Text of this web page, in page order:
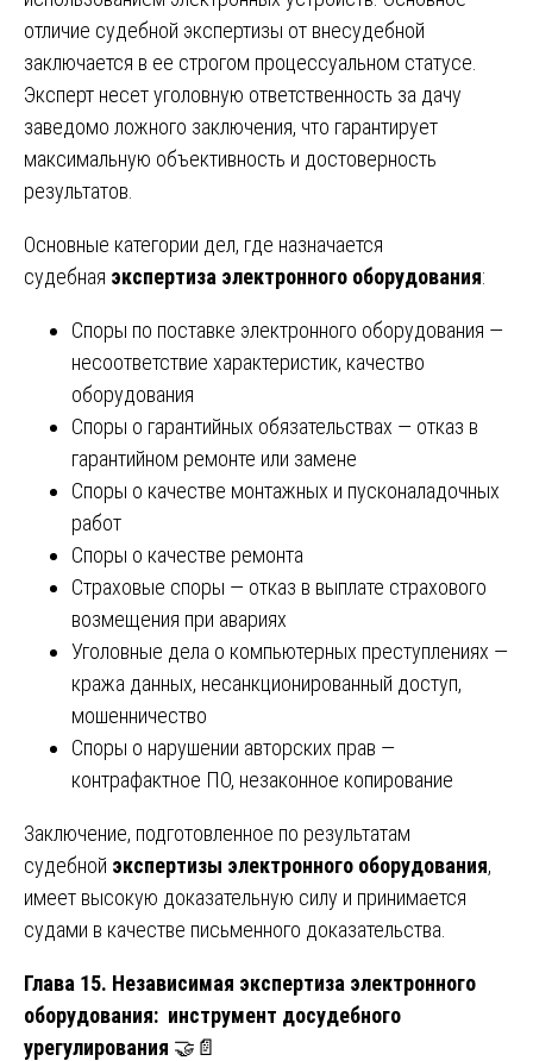
отличие судебной экспертизы от внесудебной
заключается в ее строгом процессуальном статусе.
Эксперт несет уголовную ответственность за дачу
заведомо ложного заключения, что гарантирует
максимальную объективность и достоверность
результатов.
Основные категории дел, где назначается
судебная экспертиза электронного оборудования:
Споры по поставке электронного оборудования —
несоответствие характеристик, качество
оборудования
Споры о гарантийных обязательствах — отказ в
гарантийном ремонте или замене
Споры о качестве монтажных и пусконаладочных
работ
Споры о качестве ремонта
Страховые споры — отказ в выплате страхового
возмещения при авариях
Уголовные дела о компьютерных преступлениях —
кража данных, несанкционированный доступ,
мошенничество
Споры о нарушении авторских прав —
контрафактное ПО, незаконное копирование
Заключение, подготовленное по результатам
судебной экспертизы электронного оборудования,
имеет высокую доказательную силу и принимается
судами в качестве письменного доказательства.
Глава 15. Независимая экспертиза электронного
оборудования: инструмент досудебного
урегулирования 🤝📄